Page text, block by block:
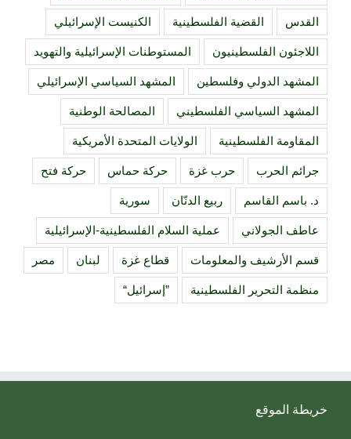
القدس القضية الفلسطينية الكنيست الإسرائيلي
اللاجئون الفلسطينيون المستوطنات الإسرائيلية والتهويد
المشهد الدولي وفلسطين المشهد السياسي الإسرائيلي
المشهد السياسي الفلسطيني المصالحة الوطنية
المقاومة الفلسطينية الولايات المتحدة الأمريكية
جرائم الحرب حرب غزة حركة حماس حركة فتح
د. باسم القاسم ربيع الدنّان سورية
عاطف الجولاني عملية السلام الفلسطينية-الإسرائيلية
قسم الأرشيف والمعلومات قطاع غزة لبنان مصر
منظمة التحرير الفلسطينية ”إسرائيل“
خريطة الموقع